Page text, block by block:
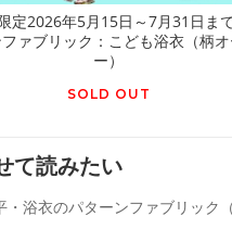
限定2026年5月15日～7月31日ま
ァブリック：こども浴衣（柄
ー）
SOLD OUT
て読みたい
・浴衣のパターンファブリック